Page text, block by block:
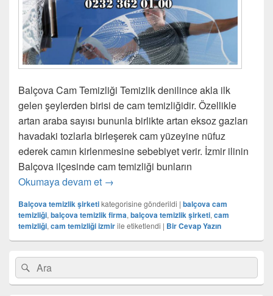
Balçova Cam Temizliği Temizlik denilince akla ilk
gelen şeylerden birisi de cam temizliğidir. Özellikle
artan araba sayısı bununla birlikte artan eksoz gazları
havadaki tozlarla birleşerek cam yüzeyine nüfuz
ederek camın kirlenmesine sebebiyet verir. İzmir ilinin
Balçova ilçesinde cam temizliği bunların
Okumaya devam et Balçova Cam Temizliği
→
Balçova temizlik şirketikategorisine gönderildi | balçova cam
temizliği, balçova temizlik firma, balçova temizlik şirketi, cam
temizliği, cam temizliği izmirile etiketlendi | Bir Cevap Yazın
Birincil
yan
bar
eklenti
Search
for:
Ara